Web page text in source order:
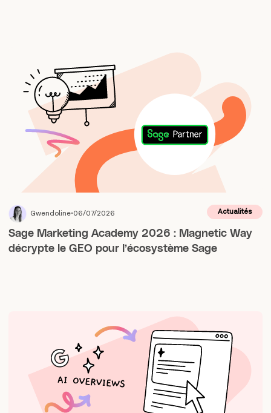
Gwendoline 06/07/2026
Sage Marketing Academy 2026 : Magnetic Way
décrypte le GEO pour l’écosystème Sage
Actualités